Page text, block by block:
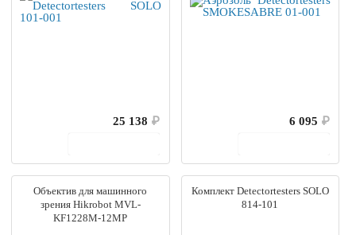
25 138 ₽
6 095 ₽
Объектив для машинного
зрения Hikrobot MVL-
KF1228M-12MP
Комплект Detectortesters SOLO
814-101